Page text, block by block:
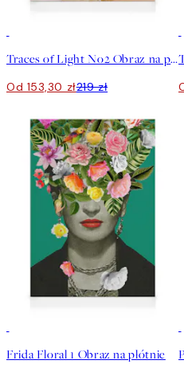
Traces of Light No2 Obraz na płótnie
Od 153,30 zł219 zł
Frida Floral 1 Obraz na płótnie